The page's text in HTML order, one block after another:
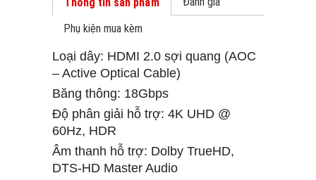
Phụ kiện mua kèm
Loại dây: HDMI 2.0 sợi quang (AOC
– Active Optical Cable)
Băng thông: 18Gbps
Độ phân giải hỗ trợ: 4K UHD @
60Hz, HDR
Âm thanh hỗ trợ: Dolby TrueHD,
DTS-HD Master Audio